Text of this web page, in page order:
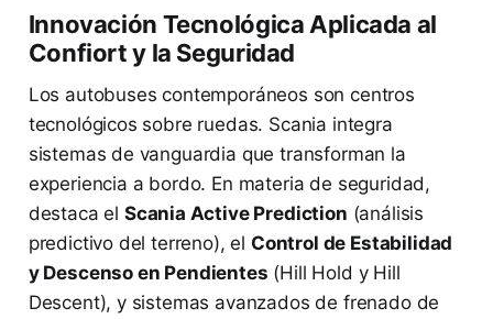
Innovación Tecnológica Aplicada al
Confiort y la Seguridad
Los autobuses contemporáneos son centros
tecnológicos sobre ruedas. Scania integra
sistemas de vanguardia que transforman la
experiencia a bordo. En materia de seguridad,
destaca el Scania Active Prediction (análisis
predictivo del terreno), el Control de Estabilidad
y Descenso en Pendientes (Hill Hold y Hill
Descent), y sistemas avanzados de frenado de